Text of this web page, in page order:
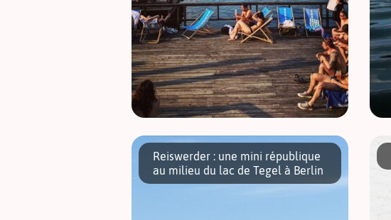
Le Badeschiff, implanté sur la rive sud de la
Spree, est un lieu hypissime par excellence !
C’est une piscine géante flottant sur la
rivière, découpée dans la coque d’un […]
Reiswerder : une mini république
au milieu du lac de Tegel à Berlin